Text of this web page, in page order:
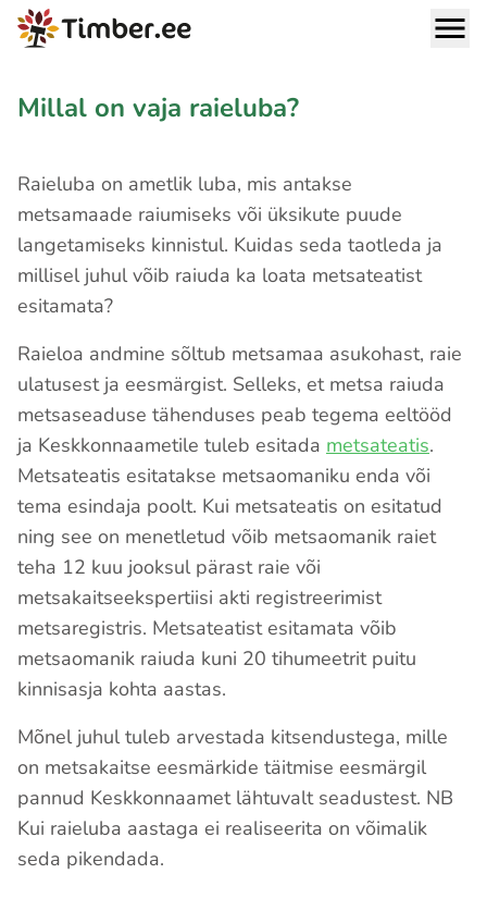
Millal on vaja raieluba?
Raieluba on ametlik luba, mis antakse
metsamaade raiumiseks või üksikute puude
langetamiseks kinnistul. Kuidas seda taotleda ja
millisel juhul võib raiuda ka loata metsateatist
esitamata?
Raieloa andmine sõltub metsamaa asukohast, raie
ulatusest ja eesmärgist. Selleks, et metsa raiuda
metsaseaduse tähenduses peab tegema eeltööd
ja Keskkonnaametile tuleb esitada metsateatis.
Metsateatis esitatakse metsaomaniku enda või
tema esindaja poolt. Kui metsateatis on esitatud
ning see on menetletud võib metsaomanik raiet
teha 12 kuu jooksul pärast raie või
metsakaitseekspertiisi akti registreerimist
metsaregistris. Metsateatist esitamata võib
metsaomanik raiuda kuni 20 tihumeetrit puitu
kinnisasja kohta aastas.
Mõnel juhul tuleb arvestada kitsendustega, mille
on metsakaitse eesmärkide täitmise eesmärgil
pannud Keskkonnaamet lähtuvalt seadustest. NB
Kui raieluba aastaga ei realiseerita on võimalik
seda pikendada.